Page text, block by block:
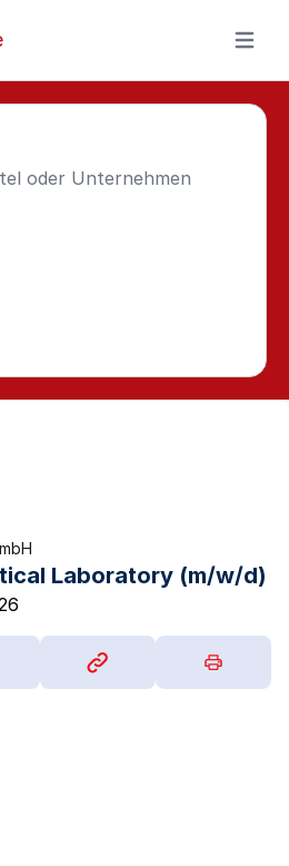
Menü
Laboratory (m/w/d)